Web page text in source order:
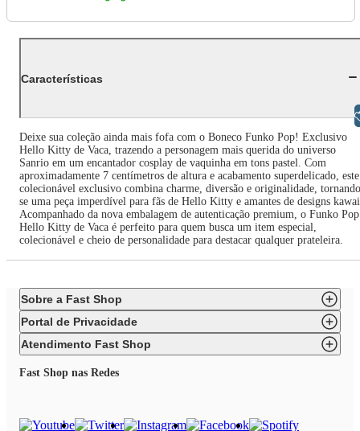
Características
Deixe sua coleção ainda mais fofa com o Boneco Funko Pop! Exclusivo
Hello Kitty de Vaca, trazendo a personagem mais querida do universo
Sanrio em um encantador cosplay de vaquinha em tons pastel. Com
aproximadamente 7 centímetros de altura e acabamento superdelicado, este
colecionável exclusivo combina charme, diversão e originalidade,
se uma peça imperdível para fãs de Hello Kitty e amantes de designs
Acompanhado da nova embalagem de autenticação premium, o Funko
Hello Kitty de Vaca é perfeito para quem busca um item especial,
colecionável e cheio de personalidade para destacar qualquer prateleira.
Sobre a Fast Shop
Portal de Privacidade
Atendimento Fast Shop
Fast Shop nas Redes
Libras